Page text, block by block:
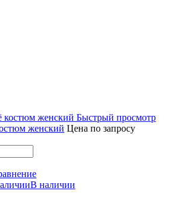
Быстрый просмотр
женский Цена по запросу
В наличии